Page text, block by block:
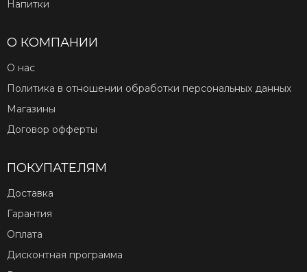
Напитки
О КОМПАНИИ
О нас
Политика в отношении обработки персональных данных
Магазины
Договор офферты
ПОКУПАТЕЛЯМ
Доставка
Гарантия
Оплата
Дисконтная программа